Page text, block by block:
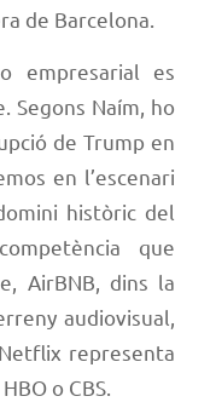
de Barcelona.
empresarial es
Segons Naím, ho
de Trump en
en l’escenari
històric del
que
AirBNB, dins la
audiovisual,
representa
o CBS.